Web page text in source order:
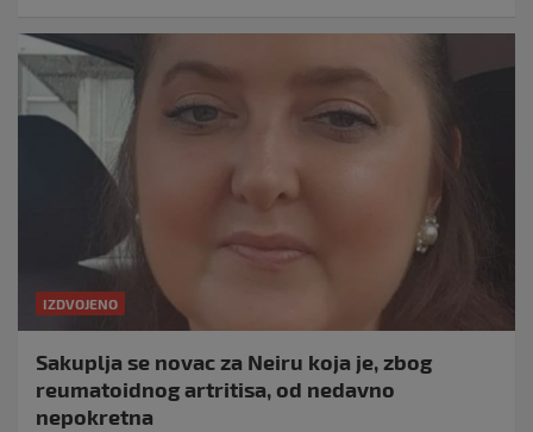
IZDVOJENO
Sakuplja se novac za Neiru koja je, zbog
reumatoidnog artritisa, od nedavno
nepokretna